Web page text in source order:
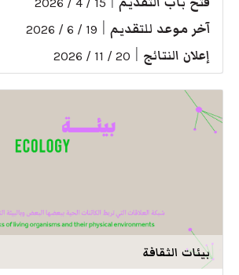
آخر موعد للتقديم 19 / 6 / 2026
إعلان النتائج 20 / 11 / 2026
بيئات الثقافة